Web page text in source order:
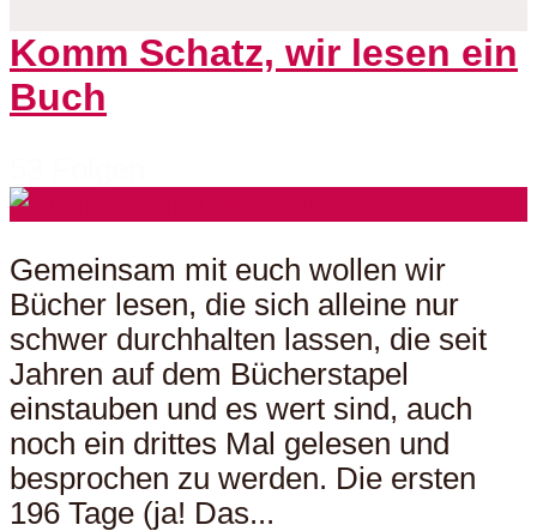
Komm Schatz, wir lesen ein
Buch
Gemeinsam mit euch wollen wir
Bücher lesen, die sich alleine nur
schwer durchhalten lassen, die seit
Jahren auf dem Bücherstapel
einstauben und es wert sind, auch
noch ein drittes Mal gelesen und
besprochen zu werden. Die ersten
196 Tage (ja! Das...